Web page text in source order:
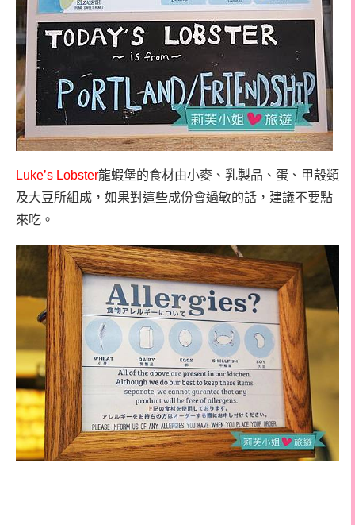
Luke’s Lobster龍蝦堡的食材由小麥、乳製品、蛋、甲殼類
及大豆所組成，如果對這些成份會過敏的話，建議不要點
來吃。